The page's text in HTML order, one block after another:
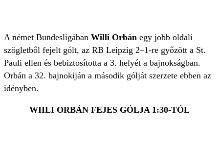
A német Bundesligában Willi Orbán egy jobb oldali
szögletből fejelt gólt, az RB Leipzig 2–1-re győzött a St.
Pauli ellen és bebiztosította a 3. helyét a bajnokságban.
Orbán a 32. bajnokiján a második gólját szerzete ebben az
idényben.
WIILI ORBÁN FEJES GÓLJA 1:30-TÓL